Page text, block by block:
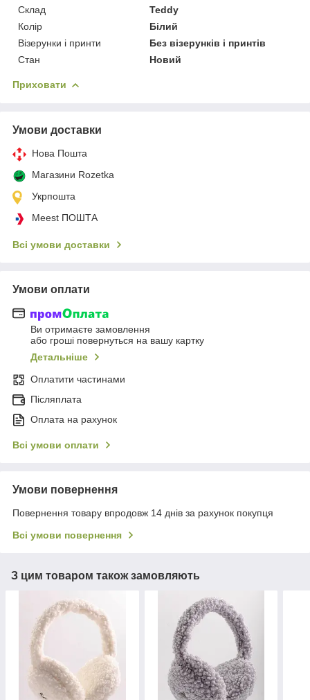
Склад
Teddy
Колір
Білий
Візерунки і принти
Без візерунків і принтів
Стан
Новий
Приховати
Умови доставки
Нова Пошта
Магазини Rozetka
Укрпошта
Meest ПОШТА
Всі умови доставки
Умови оплати
Ви отримаєте замовлення
або гроші повернуться на вашу картку
Детальніше
Оплатити частинами
Післяплата
Оплата на рахунок
Всі умови оплати
Умови повернення
Повернення товару впродовж 14 днів за рахунок покупця
Всі умови повернення
З цим товаром також замовляють